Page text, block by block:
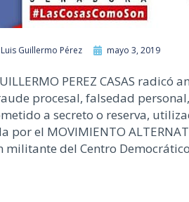
Luis Guillermo Pérez mayo 3, 2019
PEREZ CASAS radicó
procesal, falsedad
a secreto o reserva,
el MOVIMIENTO
militante del Centro